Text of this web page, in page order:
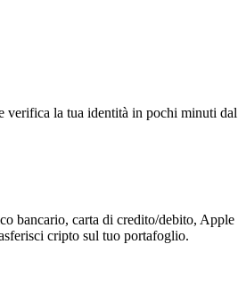
verifica la tua identità in pochi minuti dal
bancario, carta di credito/debito, Apple
cripto sul tuo portafoglio.